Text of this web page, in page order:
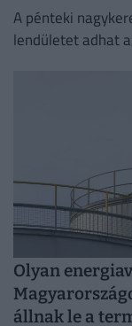
A pénteki
lendületet adhat
Olyan
állnak le a